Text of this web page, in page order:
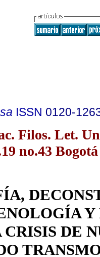
ISSN 0120-
Filos. Let.
no.43
DE